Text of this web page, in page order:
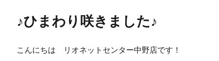
♪ひまわり咲きました♪
こんにちは リオネットセンター中野店です！